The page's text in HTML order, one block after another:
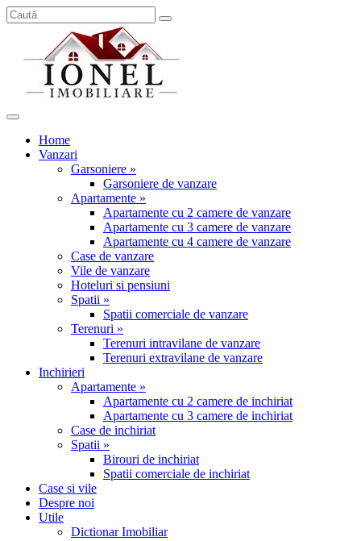
Home
Vanzari
Garsoniere »
Garsoniere de vanzare
Apartamente »
Apartamente cu 2 camere de vanzare
Apartamente cu 3 camere de vanzare
Apartamente cu 4 camere de vanzare
Case de vanzare
Vile de vanzare
Hoteluri si pensiuni
Spatii »
Spatii comerciale de vanzare
Terenuri »
Terenuri intravilane de vanzare
Terenuri extravilane de vanzare
Inchirieri
Apartamente »
Apartamente cu 2 camere de inchiriat
Apartamente cu 3 camere de inchiriat
Case de inchiriat
Spatii »
Birouri de inchiriat
Spatii comerciale de inchiriat
Case si vile
Despre noi
Utile
Dictionar Imobiliar